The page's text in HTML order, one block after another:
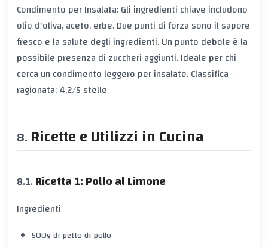
Condimento per Insalata: Gli ingredienti chiave includono
olio d'oliva, aceto, erbe. Due punti di forza sono il sapore
fresco e la salute degli ingredienti. Un punto debole è la
possibile presenza di zuccheri aggiunti. Ideale per chi
cerca un condimento leggero per insalate. Classifica
ragionata: 4,2/5 stelle
Ricette e Utilizzi in Cucina
Ricetta 1: Pollo al Limone
Ingredienti
500g di petto di pollo